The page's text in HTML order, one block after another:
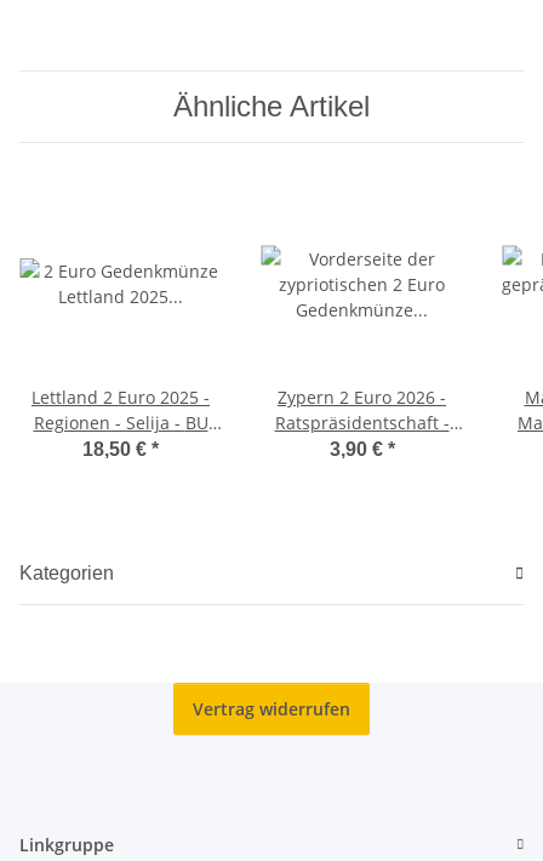
Ähnliche Artikel
Lettland 2 Euro 2025 -
Regionen - Selija - BU
Coincard
18,50 € *
Zypern 2 Euro 2026 -
Ratspräsidentschaft -
unc.
3,90 € *
Kategorien
Vertrag widerrufen
Linkgruppe